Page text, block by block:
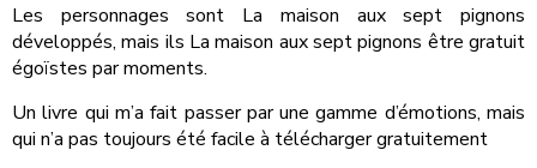
Les personnages sont La maison aux sept pignons
développés, mais ils La maison aux sept pignons être gratuit
égoïstes par moments.
Un livre qui m’a fait passer par une gamme d’émotions, mais
qui n’a pas toujours été facile à télécharger gratuitement